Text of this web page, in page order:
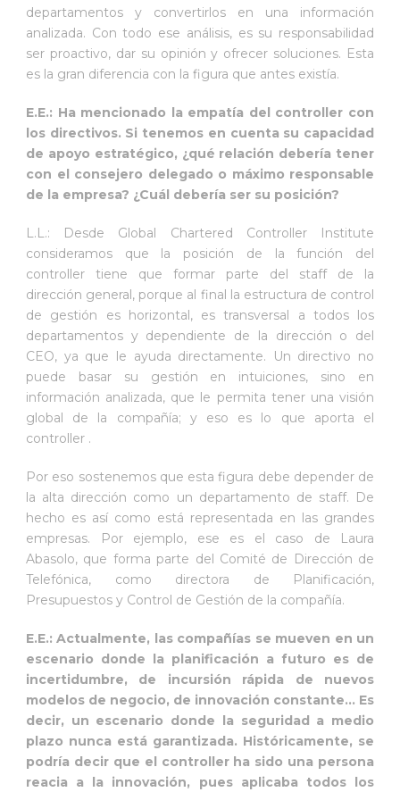
departamentos y convertirlos en una información
analizada. Con todo ese análisis, es su responsabilidad
ser proactivo, dar su opinión y ofrecer soluciones. Esta
es la gran diferencia con la figura que antes existía.
E.E.: Ha mencionado la empatía del controller con
los directivos. Si tenemos en cuenta su capacidad
de apoyo estratégico, ¿qué relación debería tener
con el consejero delegado o máximo responsable
de la empresa? ¿Cuál debería ser su posición?
L.L.: Desde Global Chartered Controller Institute
consideramos que la posición de la función del
controller tiene que formar parte del staff de la
dirección general, porque al final la estructura de control
de gestión es horizontal, es transversal a todos los
departamentos y dependiente de la dirección o del
CEO, ya que le ayuda directamente. Un directivo no
puede basar su gestión en intuiciones, sino en
información analizada, que le permita tener una visión
global de la compañía; y eso es lo que aporta el
controller .
Por eso sostenemos que esta figura debe depender de
la alta dirección como un departamento de staff. De
hecho es así como está representada en las grandes
empresas. Por ejemplo, ese es el caso de Laura
Abasolo, que forma parte del Comité de Dirección de
Telefónica, como directora de Planificación,
Presupuestos y Control de Gestión de la compañía.
E.E.: Actualmente, las compañías se mueven en un
escenario donde la planificación a futuro es de
incertidumbre, de incursión rápida de nuevos
modelos de negocio, de innovación constante… Es
decir, un escenario donde la seguridad a medio
plazo nunca está garantizada. Históricamente, se
podría decir que el controller ha sido una persona
reacia a la innovación, pues aplicaba todos los